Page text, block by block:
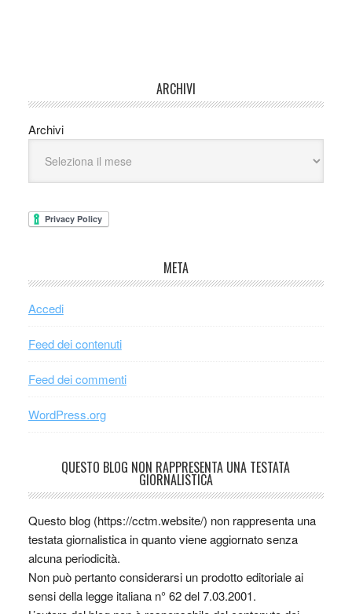
ARCHIVI
Archivi
META
Accedi
Feed dei contenuti
Feed dei commenti
WordPress.org
QUESTO BLOG NON RAPPRESENTA UNA TESTATA
GIORNALISTICA
Questo blog (https://cctm.website/) non rappresenta una
testata giornalistica in quanto viene aggiornato senza
alcuna periodicità.
Non può pertanto considerarsi un prodotto editoriale ai
sensi della legge italiana n° 62 del 7.03.2001.